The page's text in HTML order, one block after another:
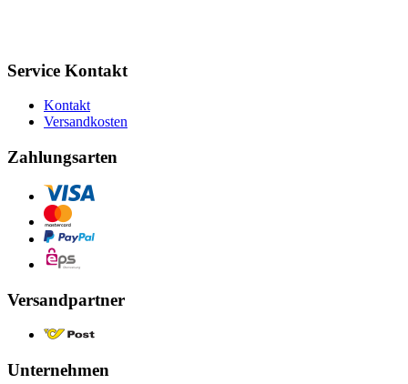
Service Kontakt
Kontakt
Versandkosten
Zahlungsarten
Versandpartner
Unternehmen